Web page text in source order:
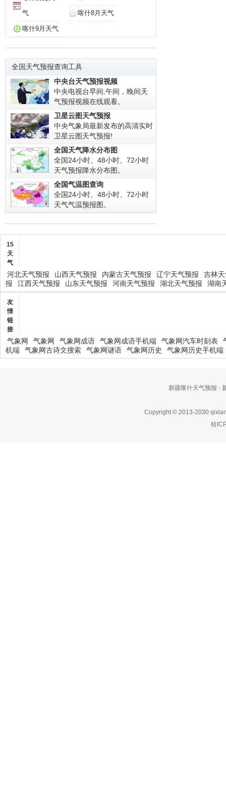
气
喀什8月天气
喀什9月天气
全国天气预报查询工具
中央台天气预报视频
中央电视台早间,午间，晚间天
气预报视频在线观看。
卫星云图天气预报
中央气象局最新发布的高清实时
卫星云图天气预报!
全国天气降水分布图
全国24小时、48小时、72小时
天气预报降水分布图。
全国气温图查询
全国24小时、48小时、72小时
天气气温预报图。
15
天
气
河北天气预报 山西天气预报 内蒙古天气预报 辽宁天气预报
吉林
报
江西天气预报 山东天气预报 河南天气预报 湖北天气预报 湖南
友
情
链
接
气象网 气象网 气象网成语 气象网成语手机端 气象网汽车时刻表
机端
气象网古诗文搜索 气象网谜语 气象网历史 气象网历史手机端
新疆喀什天气预报 -
Copyright © 2013-2030
桂